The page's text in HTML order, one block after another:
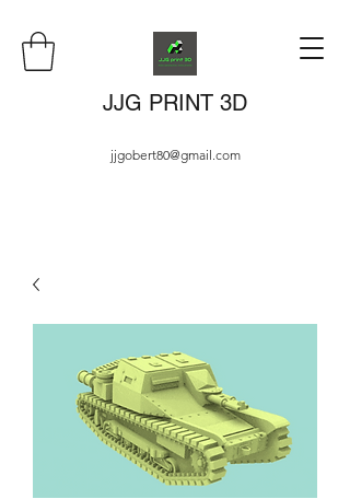
JJG PRINT 3D
jjgobert80@gmail.com